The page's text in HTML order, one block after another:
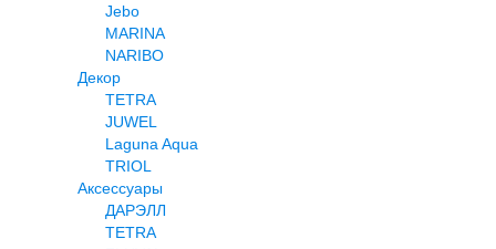
Jebo
MARINA
NARIBO
Декор
TETRA
JUWEL
Laguna Aqua
TRIOL
Аксессуары
ДАРЭЛЛ
TETRA